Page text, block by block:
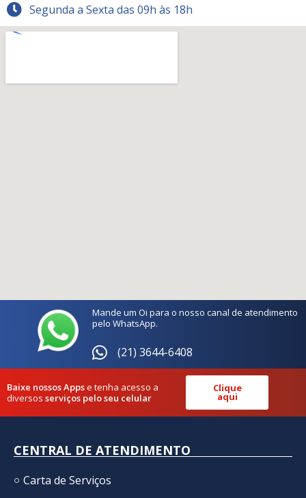
Segunda a Sexta das 09h às 18h
Mande um Oi para o nosso canal de atendimento
pelo WhatsApp.
(21) 3644-6408
Baixe nossos Appse tenha acesso a
diversos serviços pelo seu celular
Clique
aqui
CENTRAL DE ATENDIMENTO
Carta de Serviços